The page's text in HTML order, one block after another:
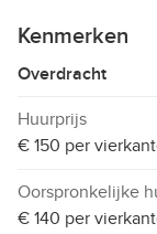
Kenmerken
Overdracht
Huurprijs
€ 150 per
Oorspronkelijke
€ 140 per